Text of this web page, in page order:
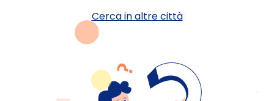
Cerca in altre città